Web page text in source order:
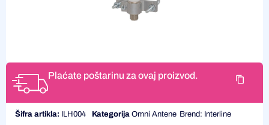
Plaćate poštarinu za ovaj proizvod.
Šifra artikla: ILH004 Kategorija Omni Antene Brend: Interline